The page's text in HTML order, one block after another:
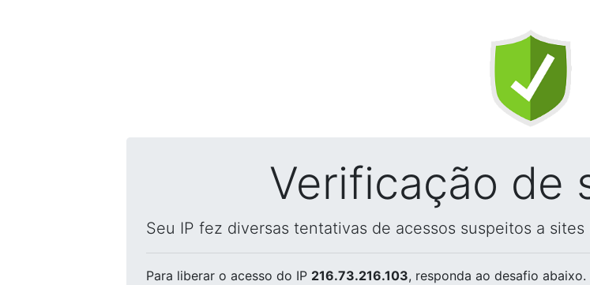
Verificação de
Seu IP fez diversas tentativas de acessos suspeitos a
Para liberar o acesso do IP 216.73.216.103, responda ao desafio abaixo.